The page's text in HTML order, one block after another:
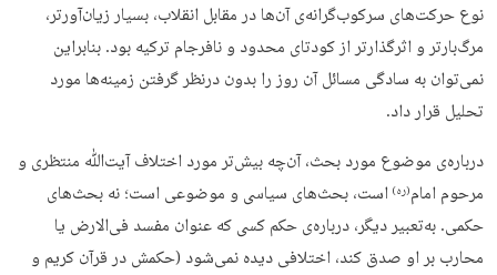
نوع حرکت‌های سرکوب‌گرانه‌ی آن‌ها در مقابل انقلاب، بسیار زیان‌آورتر،
مرگ‌بارتر و اثرگذارتر از کودتای محدود و نافرجام ترکیه بود. بنابراین
نمی‌توان به سادگی مسائل آن روز را بدون درنظر گرفتن زمینه‌ها مورد
تحلیل قرار داد.
درباره‌ی موضوع مورد بحث، آن‌چه بیش‌تر مورد اختلاف آیت‌ﷲ منتظری و
مرحوم امام(ره) است، بحث‌های سیاسی و موضوعی است؛ نه بحث‌های
حکمی. به‌تعبیر دیگر، درباره‌ی حکم کسی که عنوان مفسد فی‌الارض یا
محارب بر او صدق کند، اختلافی دیده نمی‌شود (حکمش در قرآن کریم و